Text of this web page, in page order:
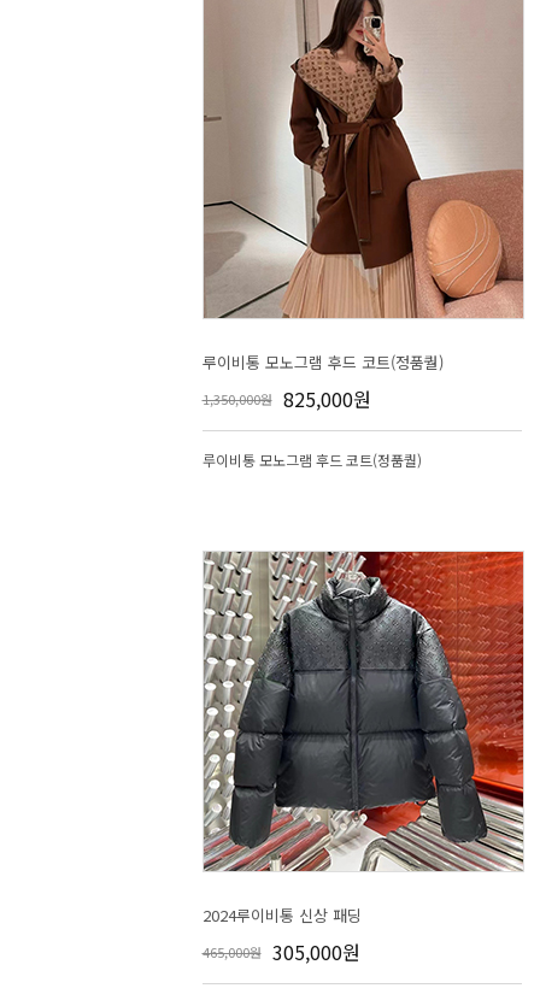
루이비통 모노그램 후드 코트(정품퀄)
1,350,000원 825,000원
루이비통 모노그램 후드 코트(정품퀄)
2024루이비통 신상 패딩
465,000원 305,000원